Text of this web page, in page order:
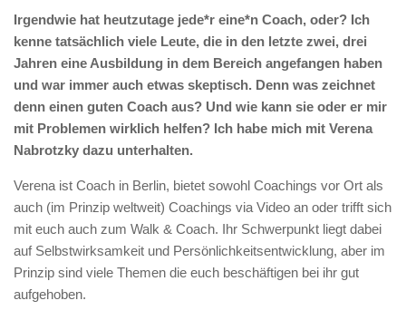
Irgendwie hat heutzutage jede*r eine*n Coach, oder? Ich
kenne tatsächlich viele Leute, die in den letzte zwei, drei
Jahren eine Ausbildung in dem Bereich angefangen haben
und war immer auch etwas skeptisch. Denn was zeichnet
denn einen guten Coach aus? Und wie kann sie oder er mir
mit Problemen wirklich helfen? Ich habe mich mit Verena
Nabrotzky dazu unterhalten.
Verena ist Coach in Berlin, bietet sowohl Coachings vor Ort als
auch (im Prinzip weltweit) Coachings via Video an oder trifft sich
mit euch auch zum Walk & Coach. Ihr Schwerpunkt liegt dabei
auf Selbstwirksamkeit und Persönlichkeitsentwicklung, aber im
Prinzip sind viele Themen die euch beschäftigen bei ihr gut
aufgehoben.